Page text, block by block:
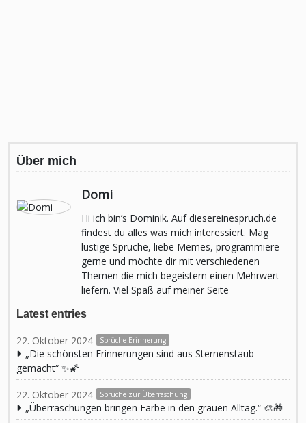
Über mich
Domi
Hi ich bin’s Dominik. Auf diesereinespruch.de
findest du alles was mich interessiert. Mag
lustige Sprüche, liebe Memes, programmiere
gerne und möchte dir mit verschiedenen
Themen die mich begeistern einen Mehrwert
liefern. Viel Spaß auf meiner Seite
Latest entries
22. Oktober 2024 Sprüche Erinnerung
„Die schönsten Erinnerungen sind aus Sternenstaub
gemacht“ ✨🌠
22. Oktober 2024 Sprüche zur Überraschung
„Überraschungen bringen Farbe in den grauen Alltag.“ 🎨🎁